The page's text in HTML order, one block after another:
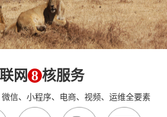
网 8 核服务
微信、小程序、电商、视频、运维全要素